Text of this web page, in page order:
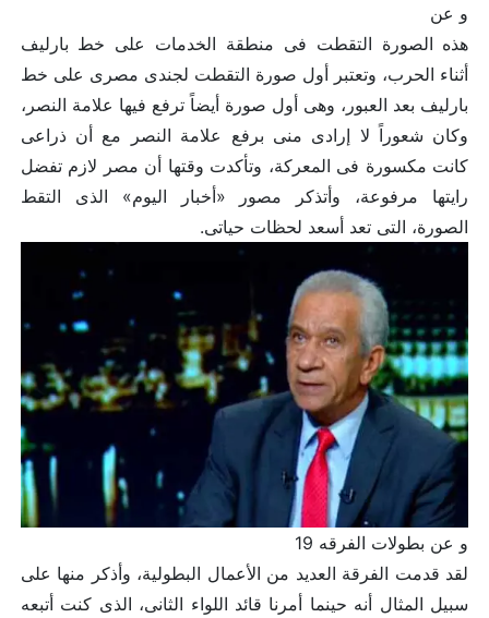
و عن
هذه الصورة التقطت فى منطقة الخدمات على خط بارليف
أثناء الحرب، وتعتبر أول صورة التقطت لجندى مصرى على خط
بارليف بعد العبور، وهى أول صورة أيضاً ترفع فيها علامة النصر،
وكان شعوراً لا إرادى منى برفع علامة النصر مع أن ذراعى
كانت مكسورة فى المعركة، وتأكدت وقتها أن مصر لازم تفضل
رايتها مرفوعة، وأتذكر مصور «أخبار اليوم» الذى التقط
الصورة، التى تعد أسعد لحظات حياتى.
و عن بطولات الفرقه 19
لقد قدمت الفرقة العديد من الأعمال البطولية، وأذكر منها على
سبيل المثال أنه حينما أمرنا قائد اللواء الثانى، الذى كنت أتبعه